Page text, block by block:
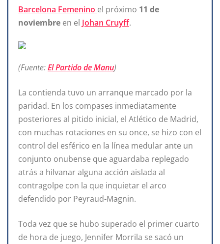
Barcelona Femenino el próximo 11 de
noviembre en el Johan Cruyff.
(Fuente:El Partido de Manu)
La contienda tuvo un arranque marcado por la
paridad. En los compases inmediatamente
posteriores al pitido inicial, el Atlético de Madrid,
con muchas rotaciones en su once, se hizo con el
control del esférico en la línea medular ante un
conjunto onubense que aguardaba replegado
atrás a hilvanar alguna acción aislada al
contragolpe con la que inquietar el arco
defendido por Peyraud-Magnin.
Toda vez que se hubo superado el primer cuarto
de hora de juego, Jennifer Morrila se sacó un